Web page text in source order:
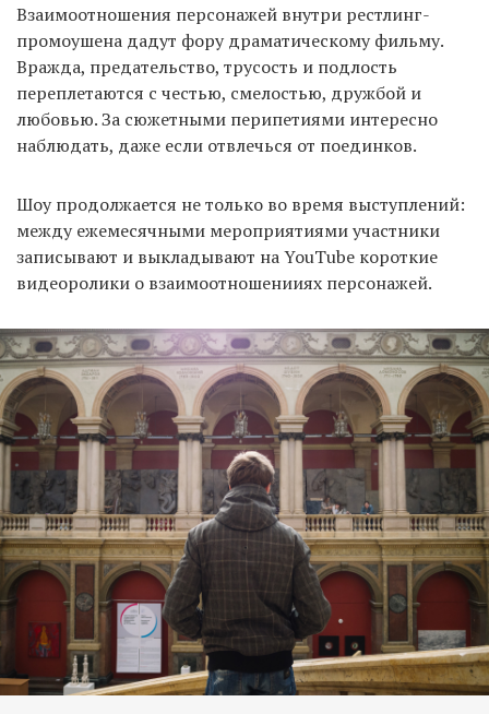
Взаимоотношения персонажей внутри рестлинг-
промоушена дадут фору драматическому фильму.
Вражда, предательство, трусость и подлость
переплетаются с честью, смелостью, дружбой и
любовью. За сюжетными перипетиями интересно
наблюдать, даже если отвлечься от поединков.
Шоу продолжается не только во время выступлений:
между ежемесячными мероприятиями участники
записывают и выкладывают на YouTube короткие
видеоролики о взаимоотношенииях персонажей.